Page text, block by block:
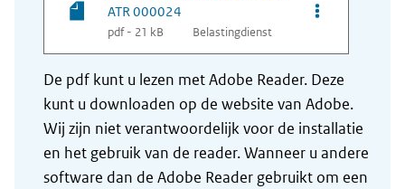
ATR 000024
pdf - 21 kB Belastingdienst
Opties van
De pdf kunt u lezen met Adobe Reader. Deze
kunt u downloaden op de website van Adobe.
Wij zijn niet verantwoordelijk voor de installatie
en het gebruik van de reader. Wanneer u andere
software dan de Adobe Reader gebruikt om een